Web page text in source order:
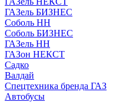
ГАЗель БИЗНЕС
Соболь НН
Соболь БИЗНЕС
ГАЗель НН
ГАЗон НЕКСТ
Садко
Валдай
Спецтехника бренда ГАЗ
Автобусы